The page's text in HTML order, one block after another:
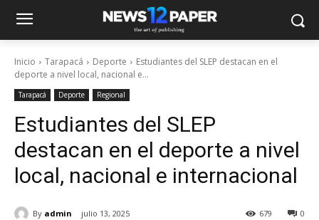
Inicio Tarapacá Deporte
Estudiantes del SLEP destacan en el
deporte a nivel local, nacional e...
Tarapacá Deporte Regional
Estudiantes del SLEP
destacan en el deporte a nivel
local, nacional e internacional
By admin julio 13, 2025 0
679